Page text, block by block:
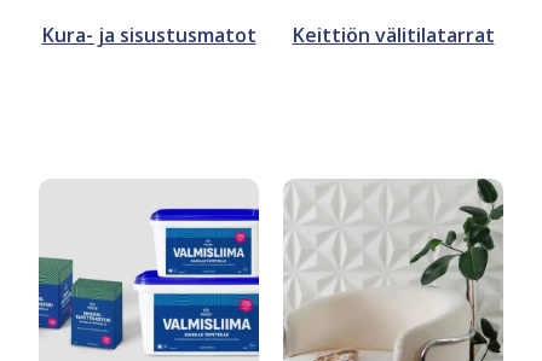
Kura- ja sisustusmatot Keittiön välitilatarrat